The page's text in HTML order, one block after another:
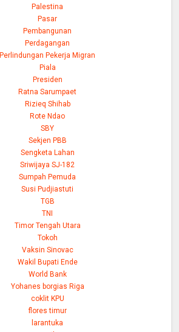
Palestina
Pasar
Pembangunan
Perdagangan
Perlindungan Pekerja Migran
Piala
Presiden
Ratna Sarumpaet
Rizieq Shihab
Rote Ndao
SBY
Sekjen PBB
Sengketa Lahan
Sriwijaya SJ-182
Sumpah Pemuda
Susi Pudjiastuti
TGB
TNI
Timor Tengah Utara
Tokoh
Vaksin Sinovac
Wakil Bupati Ende
World Bank
Yohanes borgias Riga
coklit KPU
flores timur
larantuka